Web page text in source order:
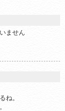
ません
ね。